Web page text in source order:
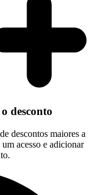
desconto
descontos maiores a
acesso e adicionar